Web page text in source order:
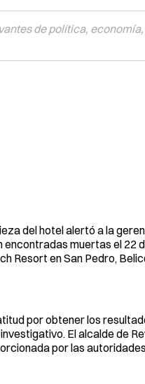
de política,
del hotel alertó a la
muertas el 22
Resort en San Pedro,
por obtener los
El alcalde de
por las